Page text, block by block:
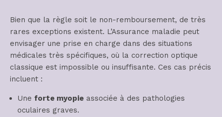
Bien que la règle soit le non-remboursement, de très
rares exceptions existent. L’Assurance maladie peut
envisager une prise en charge dans des situations
médicales très spécifiques, où la correction optique
classique est impossible ou insuffisante. Ces cas précis
incluent :
Une forte myopie associée à des pathologies
oculaires graves.